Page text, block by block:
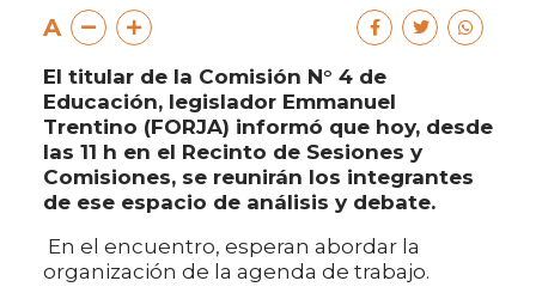
A
El titular de la Comisión N° 4 de
Educación, legislador Emmanuel
Trentino (FORJA) informó que hoy, desde
las 11 h en el Recinto de Sesiones y
Comisiones, se reunirán los integrantes
de ese espacio de análisis y debate.
En el encuentro, esperan abordar la
organización de la agenda de trabajo.